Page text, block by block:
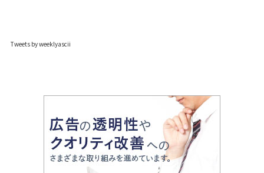
Tweets by weeklyascii